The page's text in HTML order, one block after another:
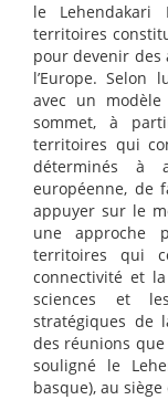
le
territoires
pour devenir des
l’Europe.
avec un
sommet, à
territoires qui
déterminés à
européenne, de
appuyer sur le
une approche
territoires qui
connectivité et
sciences et
stratégiques de
des réunions
souligné le
basque), au